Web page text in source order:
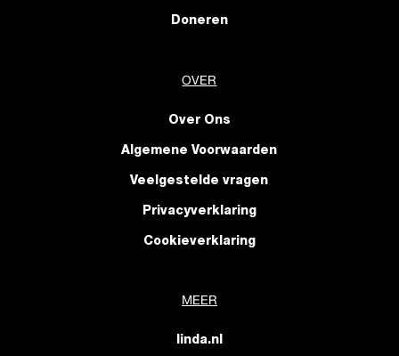
Doneren
OVER
Over Ons
Algemene Voorwaarden
Veelgestelde vragen
Privacyverklaring
Cookieverklaring
MEER
linda.nl